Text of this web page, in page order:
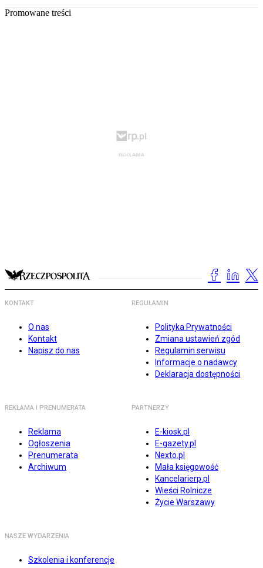
Promowane treści
KONTAKT
O nas
Kontakt
Napisz do nas
REGULAMIN
Polityka Prywatności
Zmiana ustawień zgód
Regulamin serwisu
Informacje o nadawcy
Deklaracja dostępności
REKLAMA I PRENUMERATA
Reklama
Ogłoszenia
Prenumerata
Archiwum
PARTNERZY
E-kiosk.pl
E-gazety.pl
Nexto.pl
Mała księgowość
Kancelarierp.pl
Wieści Rolnicze
Życie Warszawy
NASZE WYDARZENIA
Szkolenia i konferencje